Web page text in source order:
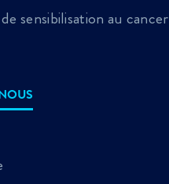
sensibilisation au cancer